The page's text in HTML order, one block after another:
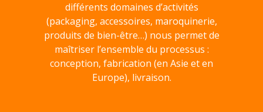
différents domaines d’activités
(packaging, accessoires, maroquinerie,
produits de bien-être…) nous permet de
maîtriser l’ensemble du processus :
conception, fabrication (en Asie et en
Europe), livraison.